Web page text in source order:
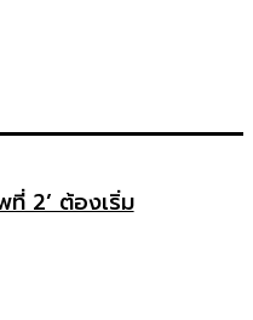
ที่ 2’ ต้องเริ่ม